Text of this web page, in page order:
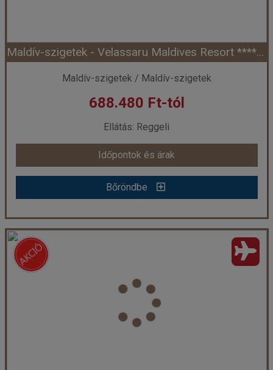
Időpont: 2026-08-08 | 7 éj
már 680.205 Ft-tól
Időpontok és árak
Bőröndbe
Maldív-szigetek - Velassaru Maldives Resort ***** - Déli Male Atoll (Egyéni)
Maldív-szigetek / Maldív-szigetek
688.480 Ft-tól
Ellátás: Reggeli
Időpontok és árak
Bőröndbe
Maldív-szigetek - Velassaru Maldives Resort ***** - Déli Male Atoll (Egyéni)
Maldív szigetek
Utazás módja:
Egyénileg
Reggeli
Szálláskategória:
Deluxe villa, 2 felnőtt